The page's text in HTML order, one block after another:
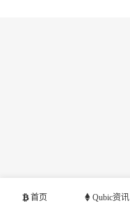
首页 Qubic资讯